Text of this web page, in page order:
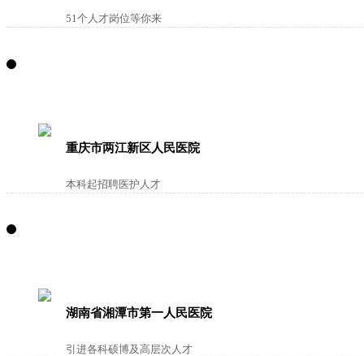
51个人才岗位等你来
重庆市两江新区人民医院
本科起招聘医护人才
湖南省湘潭市第一人民医院
引进各科硕博及高层次人才